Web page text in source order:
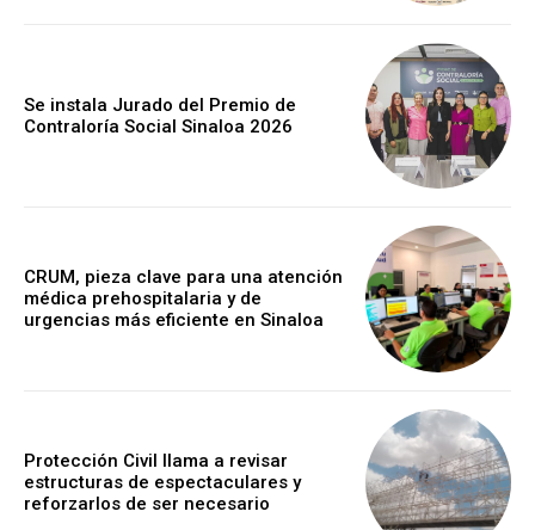
Se instala Jurado del Premio de
Contraloría Social Sinaloa 2026
CRUM, pieza clave para una atención
médica prehospitalaria y de
urgencias más eficiente en Sinaloa
Protección Civil llama a revisar
estructuras de espectaculares y
reforzarlos de ser necesario